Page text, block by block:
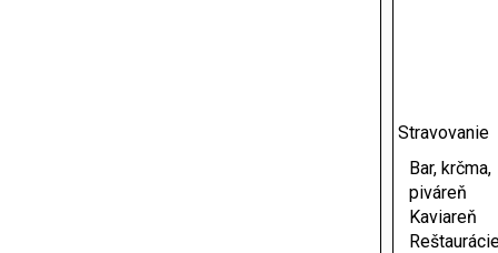
Stravovanie
Bar, krčma,
piváreň
Kaviareň